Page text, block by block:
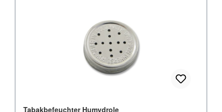
Tabakbefeuchter Humydrole